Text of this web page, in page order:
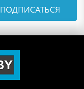
ПОДПИСАТЬСЯ